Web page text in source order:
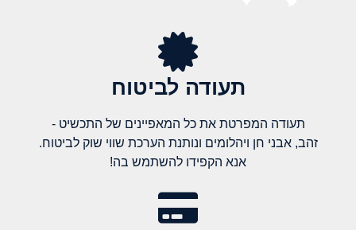
תעודה לביטוח
תעודה המפרטת את כל המאפיינים של התכשיט -
זהב, אבני חן ויהלומים ונותנת הערכת שווי שוק לביטוח.
אנא הקפידו להשתמש בה!